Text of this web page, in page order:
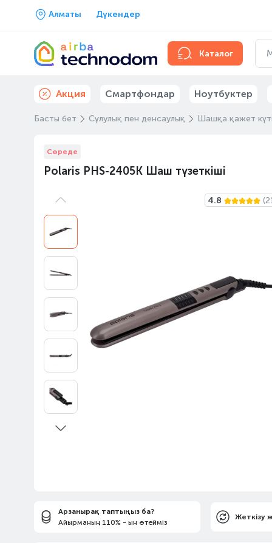
Алматы Дүкендер
Каталог
Акция Смартфондар Ноутбуктер
Басты бет Сұлулық пен денсаулық Шашқа қажет
Сөреде
Polaris PHS-2405K Шаш түзеткіші
4.8
Арзанырақ таптыңыз ба?
Айырманың 110% - ын өтейміз
Жеткізу